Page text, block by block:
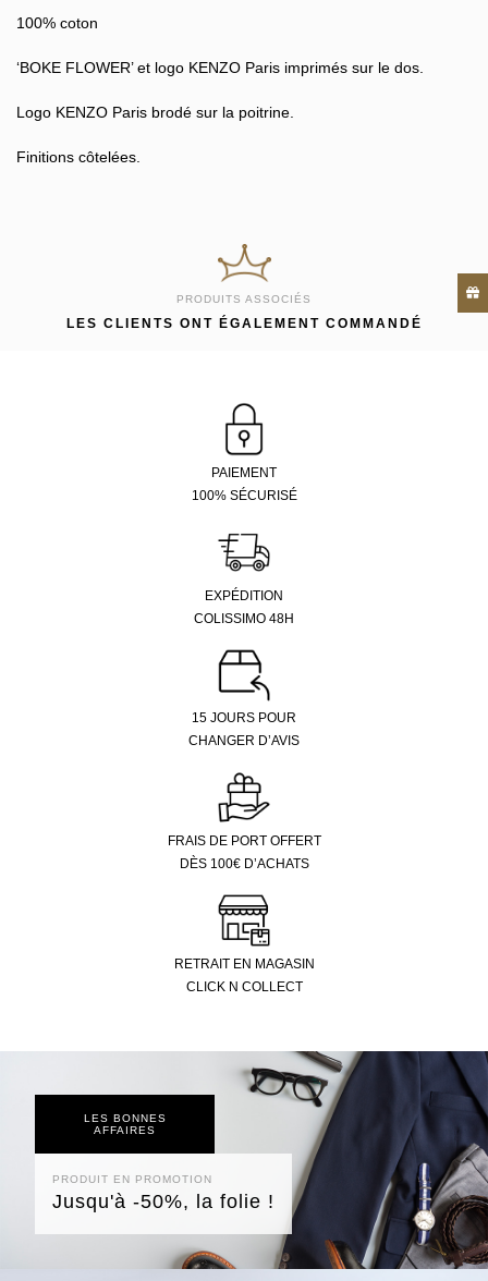
100% coton
‘BOKE FLOWER’ et logo KENZO Paris imprimés sur le dos.
Logo KENZO Paris brodé sur la poitrine.
Finitions côtelées.
PRODUITS ASSOCIÉS
LES CLIENTS ONT ÉGALEMENT COMMANDÉ
PAIEMENT
100% SÉCURISÉ
EXPÉDITION
COLISSIMO 48H
15 JOURS POUR
CHANGER D’AVIS
FRAIS DE PORT OFFERT
DÈS 100€ D’ACHATS
RETRAIT EN MAGASIN
CLICK N COLLECT
LES BONNES
AFFAIRES
PRODUIT EN PROMOTION
Jusqu'à -50%, la folie !